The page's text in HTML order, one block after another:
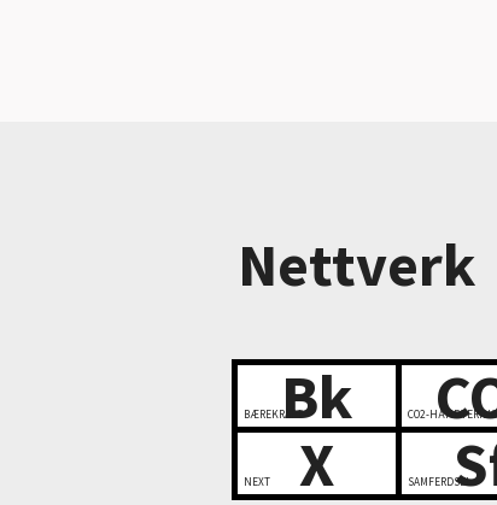
Nettverk
Bk
BÆREKRAFT CO2-
X
NEXT SAMFERDSEL